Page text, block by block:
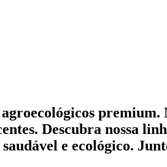
premium.
Descubra nossa
e ecológico.